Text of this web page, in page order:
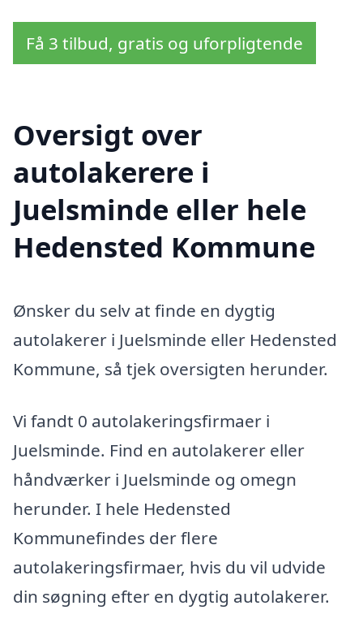
Få 3 tilbud, gratis og uforpligtende
Oversigt over
autolakerere i
Juelsminde eller hele
Hedensted Kommune
Ønsker du selv at finde en dygtig
autolakerer i Juelsminde eller Hedensted
Kommune, så tjek oversigten herunder.
Vi fandt 0 autolakeringsfirmaer i
Juelsminde. Find en autolakerer eller
håndværker i Juelsminde og omegn
herunder. I hele Hedensted
Kommunefindes der flere
autolakeringsfirmaer, hvis du vil udvide
din søgning efter en dygtig autolakerer.